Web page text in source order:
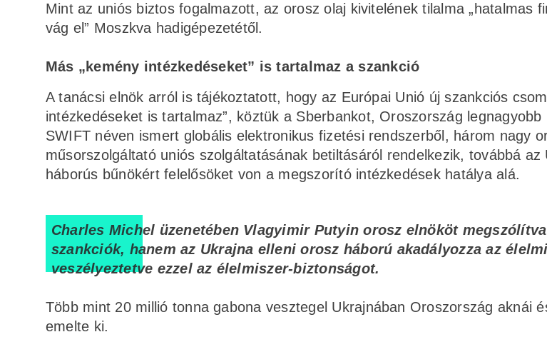
Mint az uniós biztos fogalmazott, az orosz olaj kivitelének tilalma „hatalmas
vág el” Moszkva hadigépezetétől.
Más „kemény intézkedéseket” is tartalmaz a szankció
A tanácsi elnök arról is tájékoztatott, hogy az Európai Unió új szankciós
intézkedéseket is tartalmaz”, köztük a Sberbankot, Oroszország
SWIFT néven ismert globális elektronikus fizetési rendszerből, három nagy
műsorszolgáltató uniós szolgáltatásának betiltásáról rendelkezik, továbbá az
háborús bűnökért felelősöket von a megszorító intézkedések hatálya alá.
Charles Michel üzenetében Vlagyimir Putyin orosz elnököt
szankciók, hanem az Ukrajna elleni orosz háború akadályozza az
veszélyeztetve ezzel az élelmiszer-biztonságot.
Több mint 20 millió tonna gabona vesztegel Ukrajnában Oroszország aknái
emelte ki.